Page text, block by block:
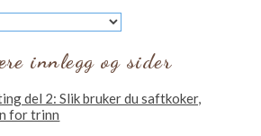
innlegg og sider
del 2: Slik bruker du saftkoker,
for trinn